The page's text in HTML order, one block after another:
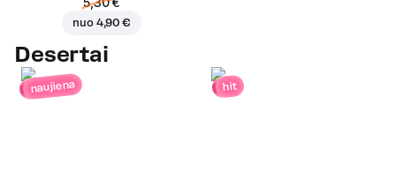
nuo 4,90 €
Desertai
naujiena hit